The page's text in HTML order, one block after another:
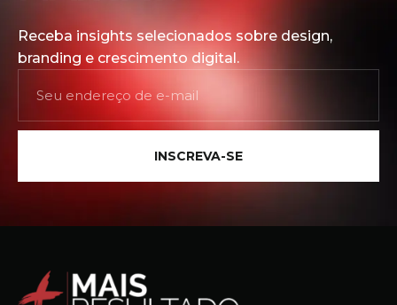
Receba insights selecionados sobre design,
branding e crescimento digital.
INSCREVA-SE